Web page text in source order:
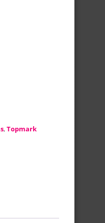
,Topmark